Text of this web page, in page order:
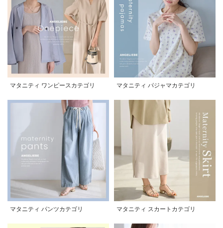
マタニティ ワンピースカテゴリ マタニティ パジャマカテゴリ
マタニティ パンツカテゴリ マタニティ スカートカテゴリ